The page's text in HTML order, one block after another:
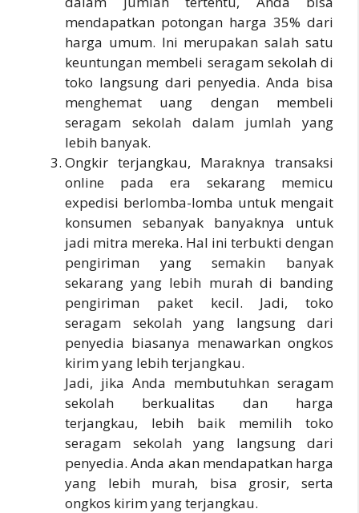
mendapatkan potongan harga 35% dari
harga umum. Ini merupakan salah satu
keuntungan membeli seragam sekolah di
toko langsung dari penyedia. Anda bisa
menghemat uang dengan membeli
seragam sekolah dalam jumlah yang
lebih banyak.
Ongkir terjangkau, Maraknya transaksi
online pada era sekarang memicu
expedisi berlomba-lomba untuk mengait
konsumen sebanyak banyaknya untuk
jadi mitra mereka. Hal ini terbukti dengan
pengiriman yang semakin banyak
sekarang yang lebih murah di banding
pengiriman paket kecil. Jadi, toko
seragam sekolah yang langsung dari
penyedia biasanya menawarkan ongkos
kirim yang lebih terjangkau.
Jadi, jika Anda membutuhkan seragam
sekolah berkualitas dan harga
terjangkau, lebih baik memilih toko
seragam sekolah yang langsung dari
penyedia. Anda akan mendapatkan harga
yang lebih murah, bisa grosir, serta
ongkos kirim yang terjangkau.